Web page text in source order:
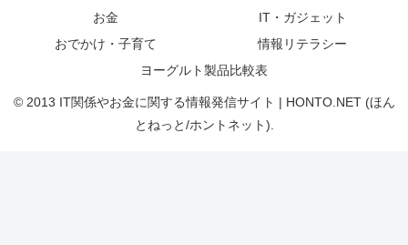
お金
IT・ガジェット
おでかけ・子育て
情報リテラシー
ヨーグルト製品比較表
© 2013 IT関係やお金に関する情報発信サイト | HONTO.NET (ほん
とねっと/ホントネット).